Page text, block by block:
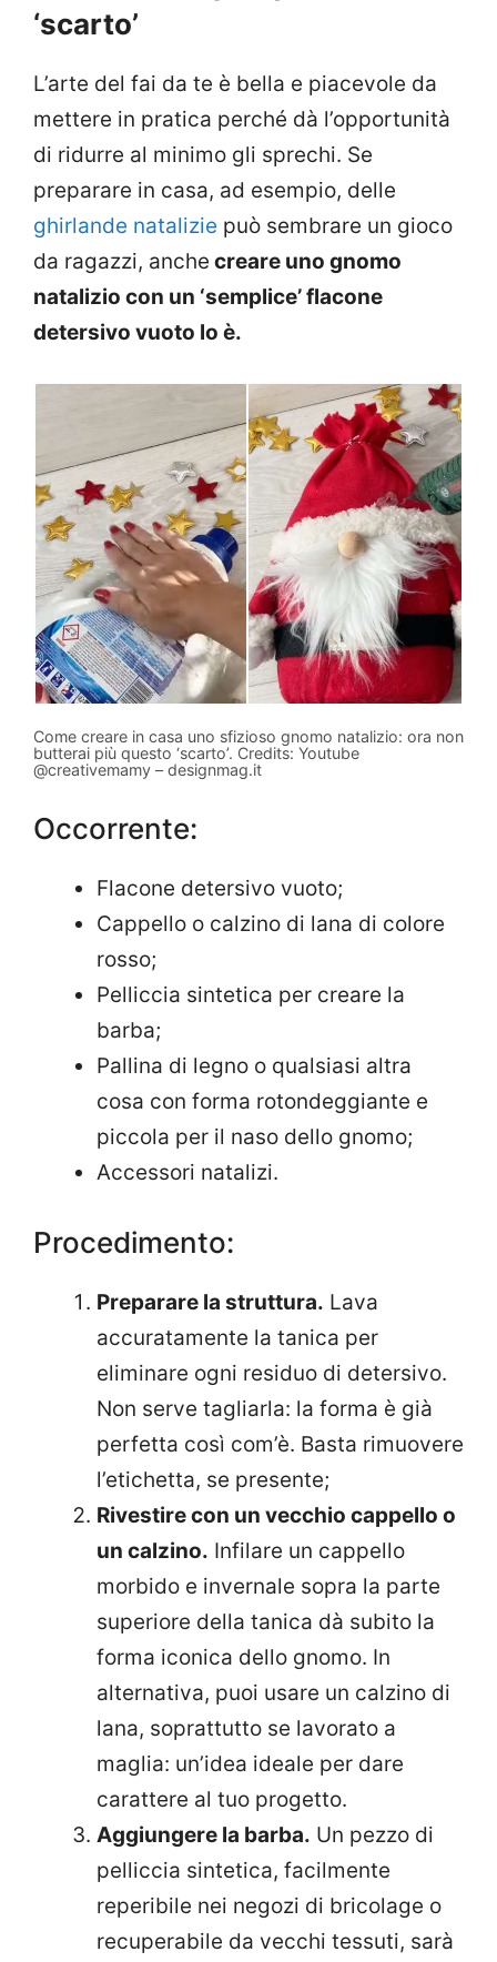
‘scarto’
L’arte del fai da te è bella e piacevole da
mettere in pratica perché dà l’opportunità
di ridurre al minimo gli sprechi. Se
preparare in casa, ad esempio, delle
ghirlande natalizie può sembrare un gioco
da ragazzi, anche creare uno gnomo
natalizio con un ‘semplice’ flacone
detersivo vuoto lo è.
Come creare in casa uno sfizioso gnomo natalizio: ora non
butterai più questo ‘scarto’. Credits: Youtube
@creativemamy – designmag.it
Occorrente:
Flacone detersivo vuoto;
Cappello o calzino di lana di colore
rosso;
Pelliccia sintetica per creare la
barba;
Pallina di legno o qualsiasi altra
cosa con forma rotondeggiante e
piccola per il naso dello gnomo;
Accessori natalizi.
Procedimento:
Preparare la struttura. Lava
accuratamente la tanica per
eliminare ogni residuo di detersivo.
Non serve tagliarla: la forma è già
perfetta così com’è. Basta rimuovere
l’etichetta, se presente;
Rivestire con un vecchio cappello o
un calzino. Infilare un cappello
morbido e invernale sopra la parte
superiore della tanica dà subito la
forma iconica dello gnomo. In
alternativa, puoi usare un calzino di
lana, soprattutto se lavorato a
maglia: un’idea ideale per dare
carattere al tuo progetto.
Aggiungere la barba. Un pezzo di
pelliccia sintetica, facilmente
reperibile nei negozi di bricolage o
recuperabile da vecchi tessuti, sarà